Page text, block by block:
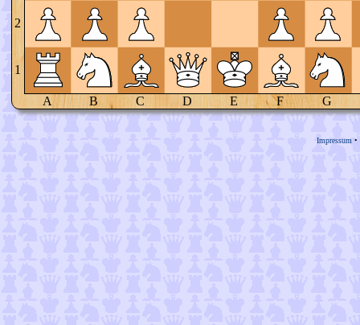
2
1
A B C D E F G
Impressum •